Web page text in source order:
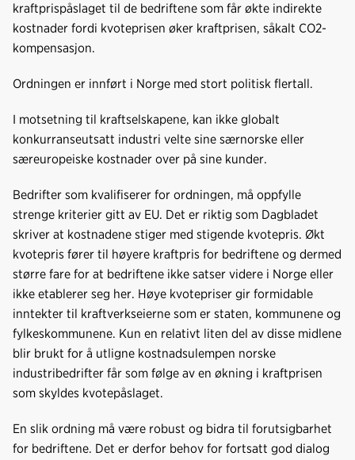
kraftprispåslaget til de bedriftene som får økte indirekte
kostnader fordi kvoteprisen øker kraftprisen, såkalt CO2-
kompensasjon.
Ordningen er innført i Norge med stort politisk flertall.
I motsetning til kraftselskapene, kan ikke globalt
konkurranseutsatt industri velte sine særnorske eller
særeuropeiske kostnader over på sine kunder.
Bedrifter som kvalifiserer for ordningen, må oppfylle
strenge kriterier gitt av EU. Det er riktig som Dagbladet
skriver at kostnadene stiger med stigende kvotepris. Økt
kvotepris fører til høyere kraftpris for bedriftene og dermed
større fare for at bedriftene ikke satser videre i Norge eller
ikke etablerer seg her. Høye kvotepriser gir formidable
inntekter til kraftverkseierne som er staten, kommunene og
fylkeskommunene. Kun en relativt liten del av disse midlene
blir brukt for å utligne kostnadsulempen norske
industribedrifter får som følge av en økning i kraftprisen
som skyldes kvotepåslaget.
En slik ordning må være robust og bidra til forutsigbarhet
for bedriftene. Det er derfor behov for fortsatt god dialog